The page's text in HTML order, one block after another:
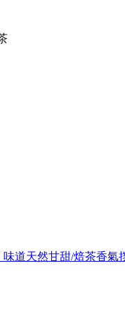
道天然甘甜/焙茶香